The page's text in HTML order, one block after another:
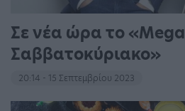
Σε νέα ώρα το «Mega
Σαββατοκύριακο»
20:14 - 15 Σεπτεμβρίου 2023